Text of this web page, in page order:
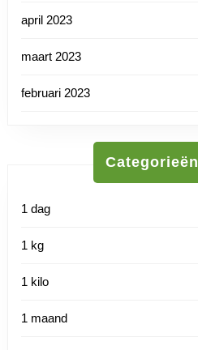
april 2023
maart 2023
februari 2023
Categorieën
1 dag
1 kg
1 kilo
1 maand